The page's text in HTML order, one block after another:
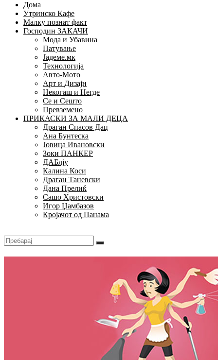
Дома
Утринско Кафе
Малку познат факт
Господин ЗАКАЧИ
Мода и Убавина
Патување
Јадеме.мк
Технологија
Авто-Мото
Арт и Дизајн
Некогаш и Негде
Се и Сешто
Превземено
ПРИКАСКИ ЗА МАЛИ ДЕЦА
Драган Спасов Дац
Ана Бунтеска
Јовица Ивановски
Зоки ПАНКЕР
ДАБлју
Калина Коси
Драган Таневски
Дана Прелиќ
Сашо Христовски
Игор Џамбазов
Кројачот од Панама